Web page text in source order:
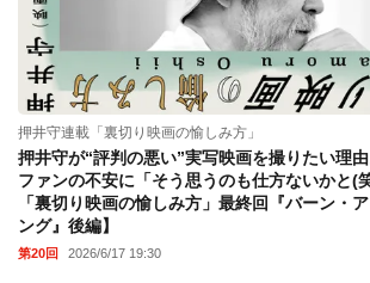
押井守連載「裏切り映画の愉しみ方」
押井守が“評判の悪い”実写映画を撮りたい理由
ファンの不安に「そう思うのも仕方ないかと(
「裏切り映画の愉しみ方」最終回『バーン・
ング』後編】
第20回 2026/6/17 19:30